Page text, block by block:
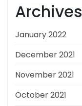
Archives
January 2022
December 2021
November 2021
October 2021